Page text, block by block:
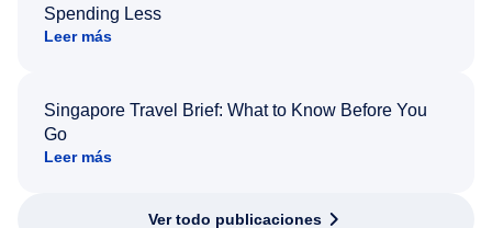
Spending Less
Leer más
Singapore Travel Brief: What to Know Before You
Go
Leer más
Ver todo publicaciones